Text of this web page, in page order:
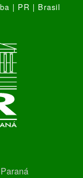
| PR | Brasil